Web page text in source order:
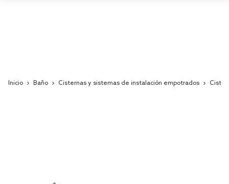
Inicio Baño Cisternas y sistemas de instalación empotrados